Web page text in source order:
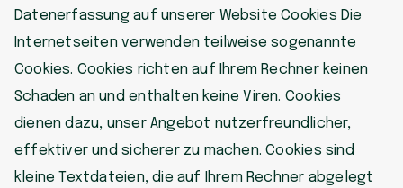
Datenerfassung auf unserer Website Cookies Die
Internetseiten verwenden teilweise sogenannte
Cookies. Cookies richten auf Ihrem Rechner keinen
Schaden an und enthalten keine Viren. Cookies
dienen dazu, unser Angebot nutzerfreundlicher,
effektiver und sicherer zu machen. Cookies sind
kleine Textdateien, die auf Ihrem Rechner abgelegt